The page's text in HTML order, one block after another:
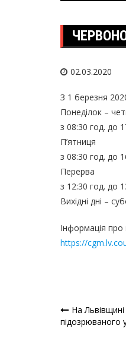
02.03.2020
З 1 березня
Понеділок –
з 08:30 год. до
П’ятниця
з 08:30 год. до
Перерва
з 12:30 год. до
Вихідні дні –
Інформація
https://
На
підозрюваного